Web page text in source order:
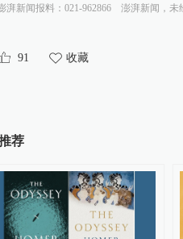
湃新闻报料：021-962866 澎湃新闻，未
91 收藏
荐